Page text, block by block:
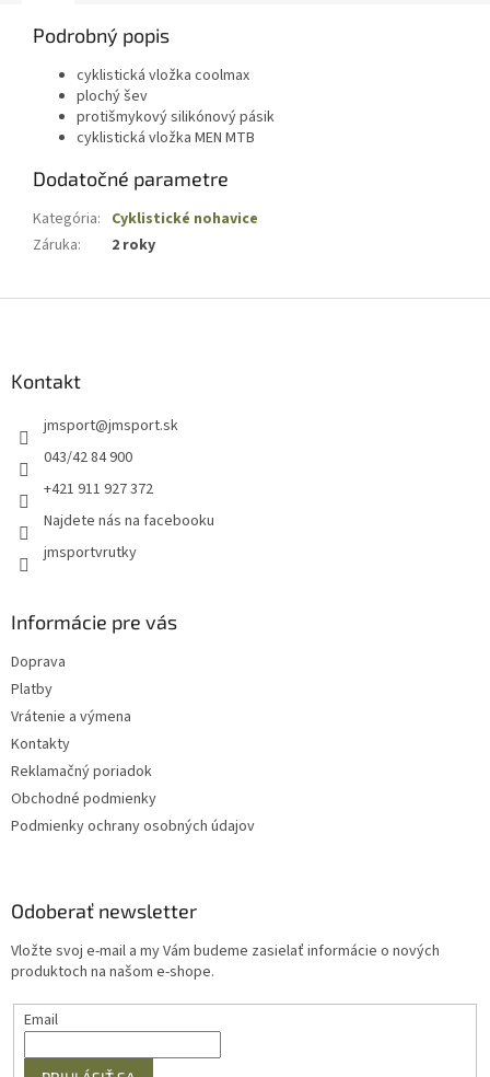
Podrobný popis
cyklistická vložka coolmax
plochý šev
protišmykový silikónový pásik
cyklistická vložka MEN MTB
Dodatočné parametre
Kategória: Cyklistické nohavice
Záruka: 2 roky
Kontakt
jmsport@jmsport.sk
043/42 84 900
+421 911 927 372
Najdete nás na facebooku
jmsportvrutky
Informácie pre vás
Doprava
Platby
Vrátenie a výmena
Kontakty
Reklamačný poriadok
Obchodné podmienky
Podmienky ochrany osobných údajov
Odoberať newsletter
Vložte svoj e-mail a my Vám budeme zasielať informácie o nových
produktoch na našom e-shope.
Email